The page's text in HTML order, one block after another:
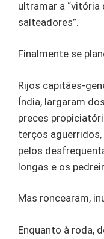
ultramar a “vitória
salteadores”.
Finalmente se
Rijos capitães-
Índia, largaram
preces
terços
pelos
longas e os
Mas roncearam,
Enquanto à roda,